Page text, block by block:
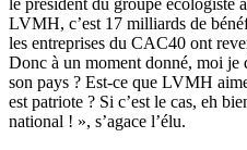
LVMH, c’est 17 milliards de
les entreprises du CAC40 ont
Donc à un moment donné, moi
son pays ? Est-ce que LVMH
est patriote ? Si c’est le cas, eh
national ! », s’agace l’élu.